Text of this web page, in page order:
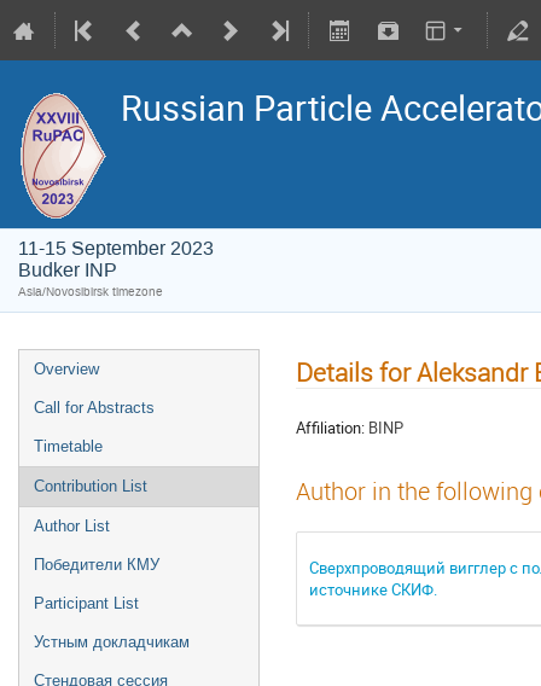
Russian Particle
11-15 September 2023
Budker INP
Asia/Novosibirsk timezone
Overview
Call for Abstracts
Timetable
Contribution List
Author List
Победители КМУ
Participant List
Устным докладчикам
Стендовая сессия
Details for Aleksandr
Affiliation: BINP
Author in the
Сверхпроводящий вигглер с
источнике СКИФ.